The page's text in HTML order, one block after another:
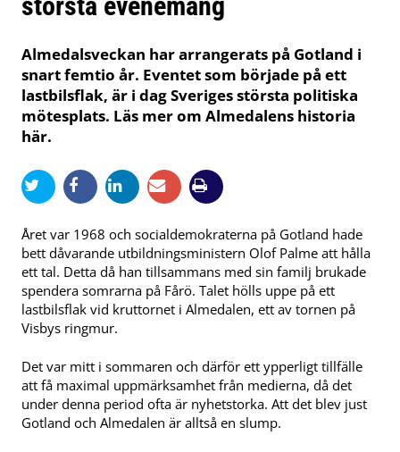
Almedalsveckan har arrangerats på Gotland i
snart femtio år. Eventet som började på ett
lastbilsflak, är i dag Sveriges största politiska
mötesplats. Läs mer om Almedalens historia
här.
Året var 1968 och socialdemokraterna på Gotland hade
bett dåvarande utbildningsministern Olof Palme att hålla
ett tal. Detta då han tillsammans med sin familj brukade
spendera somrarna på Fårö. Talet hölls uppe på ett
lastbilsflak vid kruttornet i Almedalen, ett av tornen på
Visbys ringmur.
Det var mitt i sommaren och därför ett ypperligt tillfälle
att få maximal uppmärksamhet från medierna, då det
under denna period ofta är nyhetstorka. Att det blev just
Gotland och Almedalen är alltså en slump.